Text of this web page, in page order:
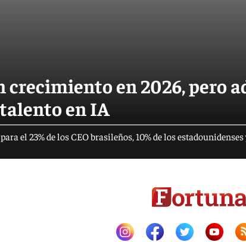
crecimiento en 2026, pero
en IA
el 23% de los CEO brasileños, 10% de los